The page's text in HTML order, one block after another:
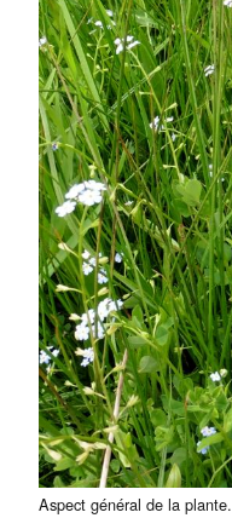
Aspect général de la plante.